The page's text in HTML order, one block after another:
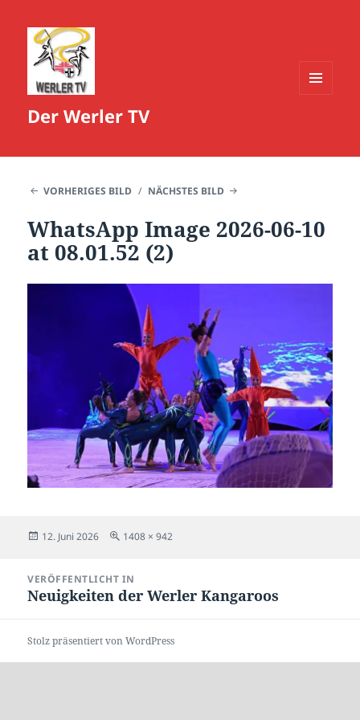
Der Werler TV
VORHERIGES BILD NÄCHSTES BILD
WhatsApp Image 2026-06-10
at 08.01.52 (2)
Veröffentlicht
12. Juni 2026 Originalgröße
1408 × 942
VERÖFFENTLICHT IN
Neuigkeiten der Werler Kangaroos
Stolz präsentiert von WordPress